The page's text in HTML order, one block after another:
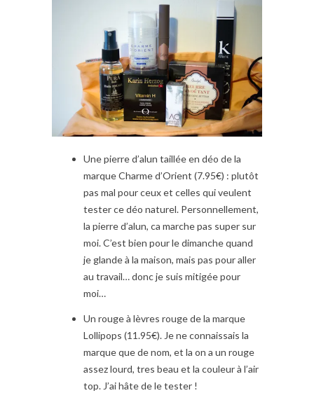
Une pierre d’alun taillée en déo de la
marque Charme d’Orient (7.95€) : plutôt
pas mal pour ceux et celles qui veulent
tester ce déo naturel. Personnellement,
la pierre d’alun, ca marche pas super sur
moi. C’est bien pour le dimanche quand
je glande à la maison, mais pas pour aller
au travail… donc je suis mitigée pour
moi…
Un rouge à lèvres rouge de la marque
Lollipops (11.95€). Je ne connaissais la
marque que de nom, et la on a un rouge
assez lourd, tres beau et la couleur à l’air
top. J’ai hâte de le tester !